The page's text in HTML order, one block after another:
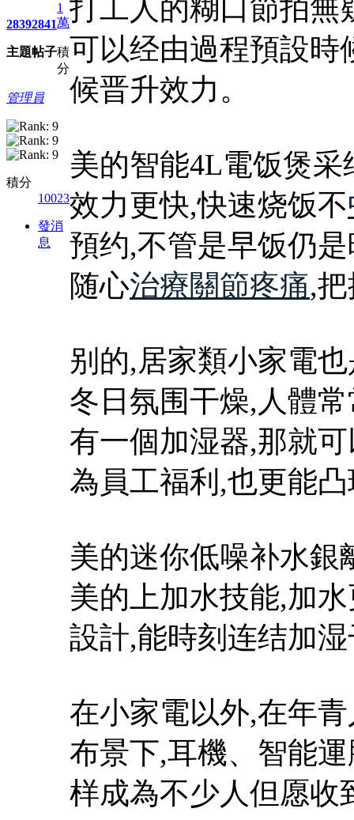
2839
主題
2841
帖子
1
萬
積
分
管理員
積分
10023
發消
息
打工人的糊口節拍無
可以经由過程預設時
候晋升效力。
美的智能4L電饭煲
效力更快,快速烧饭不
預约,不管是早饭仍
随心治療關節疼痛,
别的,居家類小家電
冬日氛围干燥,人體
有一個加湿器,那就
為員工福利,也更能
美的迷你低噪补水銀
美的上加水技能,加
設計,能時刻连结加
在小家電以外,在年
布景下,耳機、智能
样成為不少人但愿收